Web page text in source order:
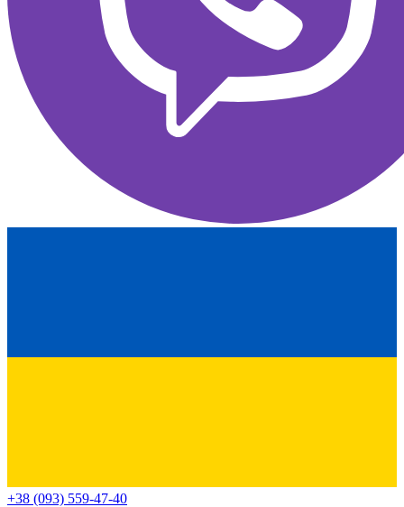
+38 (093) 559-47-40